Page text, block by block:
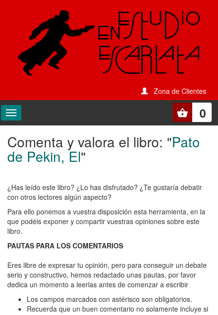
Zona de Clientes
0
Comenta
y
valora
el
libro:
Pato
de
Pekin,
El
Comenta y valora el libro: "Pato
de Pekin, El"
¿Has leído este libro? ¿Lo has disfrutado? ¿Te gustaría debatir
con otros lectores algún aspecto?
Para ello ponemos a vuestra disposición esta herramienta, en la
que podéis exponer y compartir vuestras opiniones sobre este
libro.
PAUTAS PARA LOS COMENTARIOS
Eres libre de expresar tu opinión, pero para conseguir un debate
serio y constructivo, hemos redactado unas pautas, por favor
dedica un momento a leerlas antes de comenzar a escribir
Los campos marcados con astérisco son obligatorios.
Recuerda que un buen comentario no solamente incluye si